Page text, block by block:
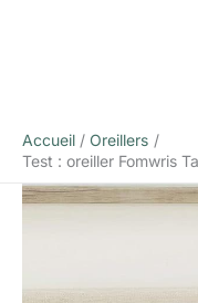
Accueil
Oreillers
Test : oreiller Fomwris